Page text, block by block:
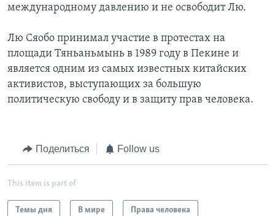
международному давлению и не освободит Лю.
Лю Сяобо принимал участие в протестах на
площади Тяньаньмынь в 1989 году в Пекине и
является одним из самых известных китайских
активистов, выступающих за большую
политическую свободу и в защиту прав человека.
Поделиться Follow us
This item is part of
Темы дня В мире Права человека